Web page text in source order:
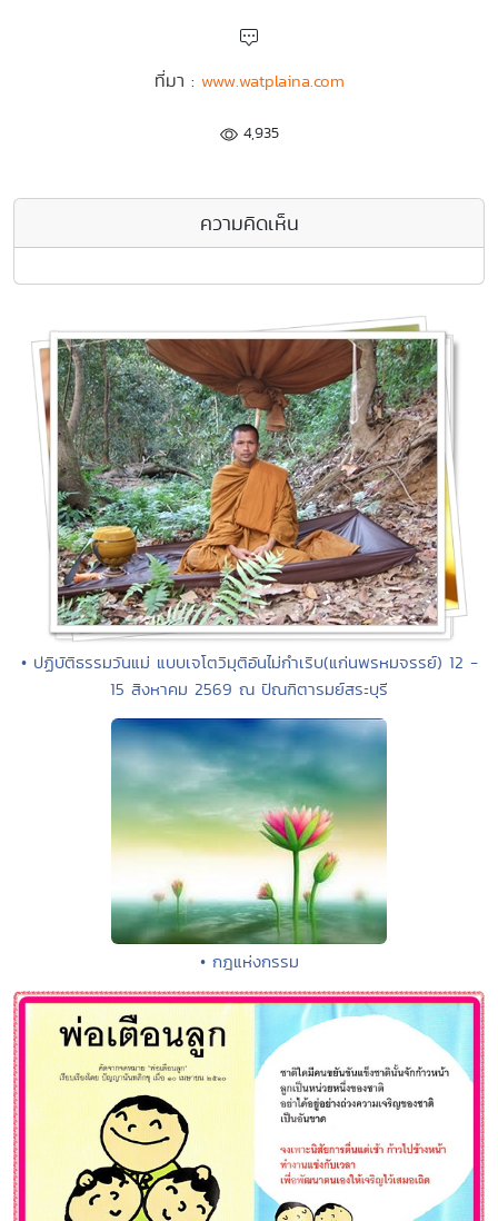
ที่มา : www.watplaina.com
4,935
ความคิดเห็น
• ปฏิบัติธรรมวันแม่ แบบเจโตวิมุติอันไม่กำเริบ(แก่นพรหมจรรย์) 12 -
15 สิงหาคม 2569 ณ ปัณฑิตารมย์สระบุรี
• กฎแห่งกรรม